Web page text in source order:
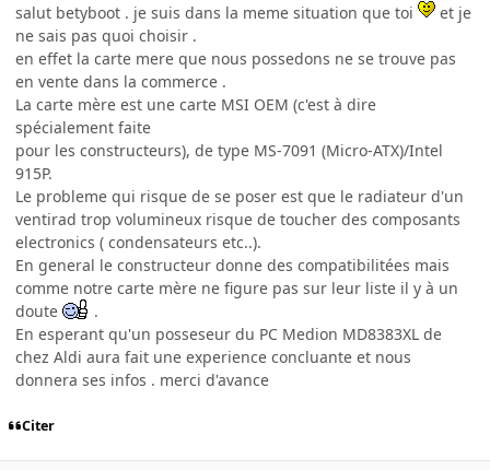
salut betyboot . je suis dans la meme situation que toi
et je
ne sais pas quoi choisir .
en effet la carte mere que nous possedons ne se trouve pas
en vente dans la commerce .
La carte mère est une carte MSI OEM (c'est à dire
spécialement faite
pour les constructeurs), de type MS-7091 (Micro-ATX)/Intel
915P.
Le probleme qui risque de se poser est que le radiateur d'un
ventirad trop volumineux risque de toucher des composants
electronics ( condensateurs etc..).
En general le constructeur donne des compatibilitées mais
comme notre carte mère ne figure pas sur leur liste il y à un
doute
.
En esperant qu'un posseseur du PC Medion MD8383XL de
chez Aldi aura fait une experience concluante et nous
donnera ses infos . merci d'avance
Citer